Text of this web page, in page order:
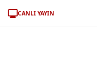
CANLI YAYIN